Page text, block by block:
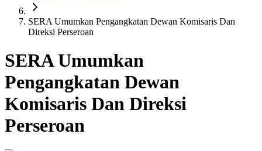
SERA Umumkan Pengangkatan Dewan Komisaris Dan
Direksi Perseroan
SERA Umumkan
Pengangkatan Dewan
Komisaris Dan Direksi
Perseroan